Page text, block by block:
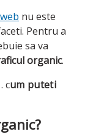
nu este
Pentru a
sa va
organic.
cum puteti